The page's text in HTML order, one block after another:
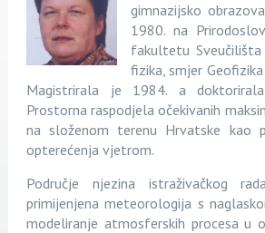
gimnazijsko
1980. na
fakultetu Sveučilišta
fizika, smjer
Magistrirala je 1984. a
Prostorna raspodjela očekivanih
na složenom terenu Hrvatske kao
opterećenja vjetrom.
Područje njezina istraživačkog
primijenjena meteorologija s
modeliranje atmosferskih procesa u